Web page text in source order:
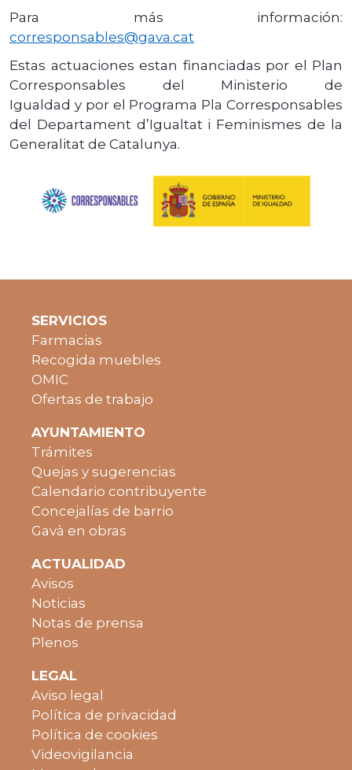
Para más información:
corresponsables@gava.cat
Estas actuaciones estan financiadas por el Plan
Corresponsables del Ministerio de
Igualdad y por el Programa Pla Corresponsables
del Departament d’Igualtat i Feminismes de la
Generalitat de Catalunya.
SERVICIOS
Farmacias
Recogida muebles
OMIC
Ofertas de trabajo
AYUNTAMIENTO
Trámites
Quejas y sugerencias
Calendario contribuyente
Concejalías de barrio
Gavà en obras
ACTUALIDAD
Avisos
Noticias
Notas de prensa
Plenos
LEGAL
Aviso legal
Política de privacidad
Política de cookies
Videovigilancia